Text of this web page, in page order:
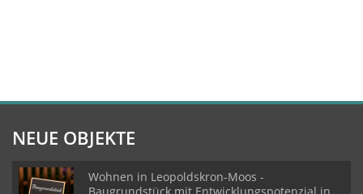
NEUE OBJEKTE
Wohnen in Leopoldskron-Moos -